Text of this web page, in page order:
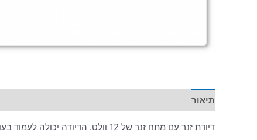
תיאור
דיודת זנר עם מתח זנר של 12 וולט. הדיודה יכולה לעמוד בעומס של עד 1 וואט.